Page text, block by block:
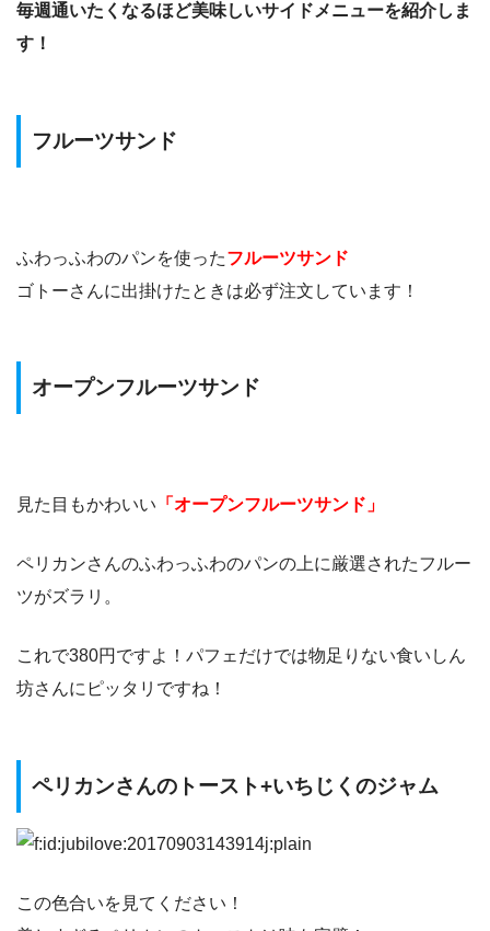
毎週通いたくなるほど美味しいサイドメニューを紹介しま
す！
フルーツサンド
ふわっふわのパンを使ったフルーツサンド
ゴトーさんに出掛けたときは必ず注文しています！
オープンフルーツサンド
見た目もかわいい 「オープンフルーツサンド」
ペリカンさんのふわっふわのパンの上に厳選されたフルー
ツがズラリ。
これで380円ですよ！パフェだけでは物足りない食いしん
坊さんにピッタリですね！
ペリカンさんのトースト+いちじくのジャム
この色合いを見てください！